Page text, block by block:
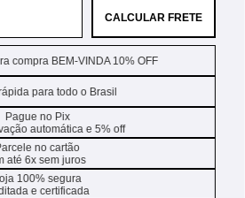
CALCULAR FRETE
compra BEM-VINDA 10% OFF
para todo o Brasil
Pague no Pix
automática e 5% off
no cartão
até 6x sem juros
100% segura
e certificada